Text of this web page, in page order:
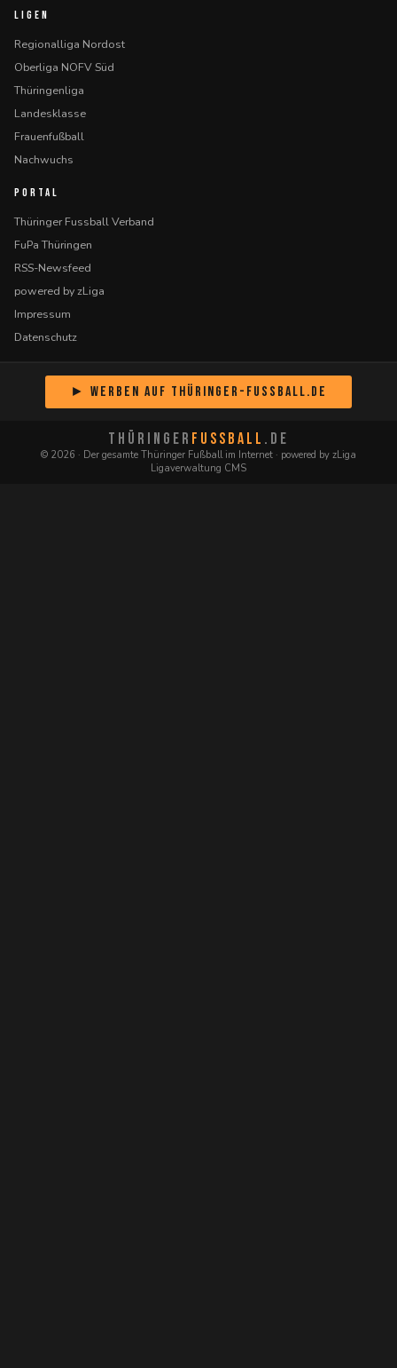
LIGEN
Regionalliga Nordost
Oberliga NOFV Süd
Thüringenliga
Landesklasse
Frauenfußball
Nachwuchs
PORTAL
Thüringer Fussball Verband
FuPa Thüringen
RSS-Newsfeed
powered by zLiga
Impressum
Datenschutz
► Werben auf Thüringer-Fussball.de
THÜRINGER FUSSBALL .DE
© 2026 · Der gesamte Thüringer Fußball im Internet · powered by zLiga
Ligaverwaltung CMS